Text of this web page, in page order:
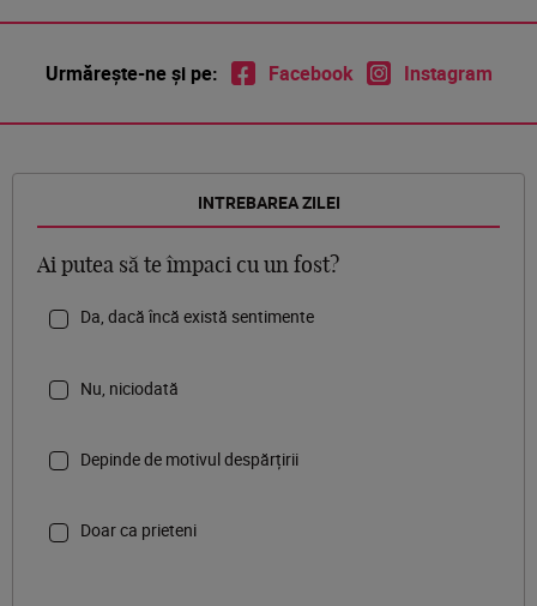
Urmărește-ne și pe: Facebook Instagram
INTREBAREA ZILEI
Ai putea să te împaci cu un fost?
Da, dacă încă există sentimente
Nu, niciodată
Depinde de motivul despărțirii
Doar ca prieteni